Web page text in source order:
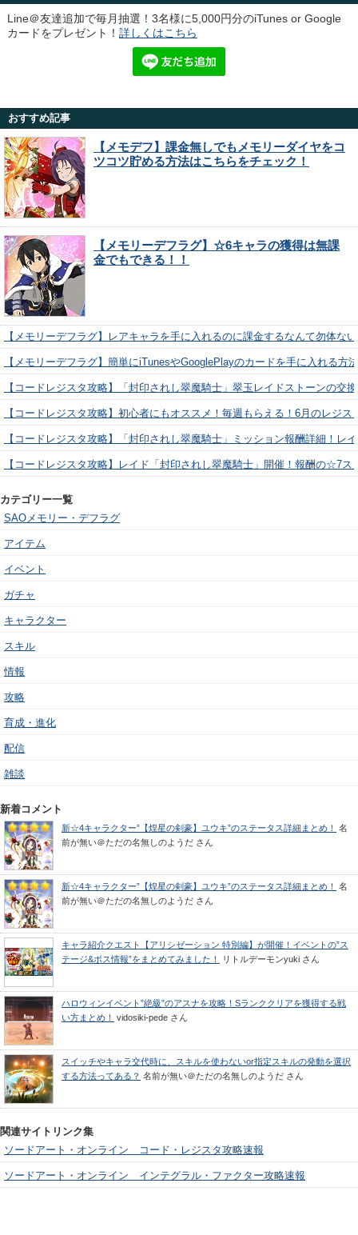
Line＠友達追加で毎月抽選！3名様に5,000円分のiTunes or Google
カードをプレゼント！ 詳しくはこちら
おすすめ記事
【メモデフ】課金無しでもメモリーダイヤをコ
ツコツ貯める方法はこちらをチェック！
【メモリーデフラグ】☆6キャラの獲得は無課
金でもできる！！
【メモリーデフラグ】レアキャラを手に入れるのに課金するなんて勿体な
【メモリーデフラグ】簡単にiTunesやGooglePlayのカードを手に入れる方
【コードレジスタ攻略】「封印されし翠魔騎士」翠玉レイドストーンの交
【コードレジスタ攻略】初心者にもオススメ！毎週もらえる！6月のレジ
【コードレジスタ攻略】「封印されし翠魔騎士」ミッション報酬詳細！レ
【コードレジスタ攻略】レイド「封印されし翠魔騎士」開催！報酬の☆7
カテゴリー一覧
SAOメモリー・デフラグ
アイテム
イベント
ガチャ
キャラクター
スキル
情報
攻略
育成・進化
配信
雑談
新着コメント
新☆4キャラクター”【煌星の剣豪】ユウキ”のステータス詳細まとめ！
名
前が無い＠ただの名無しのようだ さん
新☆4キャラクター”【煌星の剣豪】ユウキ”のステータス詳細まとめ！
名
前が無い＠ただの名無しのようだ さん
キャラ紹介クエスト【アリシゼーション 特別編】が開催！イベントの”ス
テージ&ボス情報”をまとめてみました！
リトルデーモンyuki さん
ハロウィンイベント”絶級”のアスナを攻略！Sランククリアを獲得する戦
い方まとめ！
vidosiki-pede さん
スイッチやキャラ交代時に、スキルを使わないor指定スキルの発動を選択
する方法ってある？ 名前が無い＠ただの名無しのようだ さん
関連サイトリンク集
ソードアート・オンライン コード・レジスタ攻略速報
ソードアート・オンライン インテグラル・ファクター攻略速報